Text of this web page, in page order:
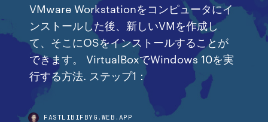
VMware Workstationをコンピュータにイ
ンストールした後、新しいVMを作成し
て、そこにOSをインストールすることが
できます。 VirtualBoxでWindows 10を実
行する方法. ステップ1：
FASTLIBIFBYG.WEB.APP